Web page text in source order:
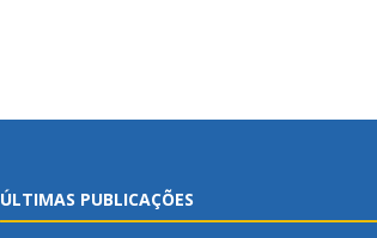
ÚLTIMAS PUBLICAÇÕES